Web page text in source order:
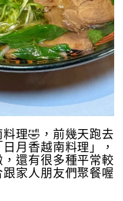
理🤣，前幾天跑去
月香越南料理」，
還有很多種平常較
家人朋友們聚餐喔